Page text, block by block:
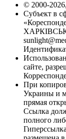
© 2000-
Субъект в
сайте,
При
Украины и
прямая
Ссылка
полного